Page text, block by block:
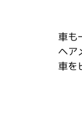
車も
ヘア
車を